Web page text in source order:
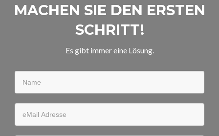
MACHEN SIE DEN ERSTEN
SCHRITT!
Es gibt immer eine Lösung.